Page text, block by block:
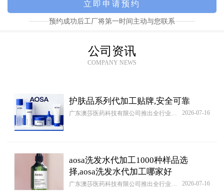
预约成功后工厂将第一时间主动与您联系
公司资讯
COMPANY NEWS
护肤品系列代加工贴牌,安全可靠
2026-07-16
广东澳莎医药科技有限公司推出全行业通用的“轻资产创业包”，包含标准化流程模板与智能排产工具。无论您哪款产品，均可快速启动[护肤品系列 OEM/ODM贴牌代加工批发定制源头厂家]代工项目，首单享免费可行性分析及竞品对标报告。
aosa洗发水代加工1000种样品选
择,aosa洗发水代加工哪家好
2026-07-16
广东澳莎医药科技有限公司推出全行业通用的“轻资产创业包”，包含标准化流程模板与智能排产工具。无论您哪款产品，均可快速启动[aosa洗发水50ml OEM/ODM贴牌代加工批发定制源头厂家]代工项目，首单享免费可行性分析及竞品对标报告。